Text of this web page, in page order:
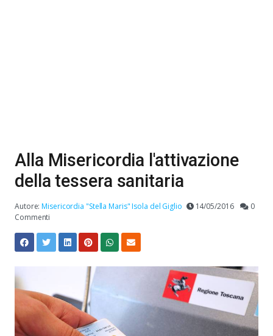
Alla Misericordia l'attivazione
della tessera sanitaria
Autore:Misericordia "Stella Maris" Isola del Giglio 14/05/2016
0
Commenti